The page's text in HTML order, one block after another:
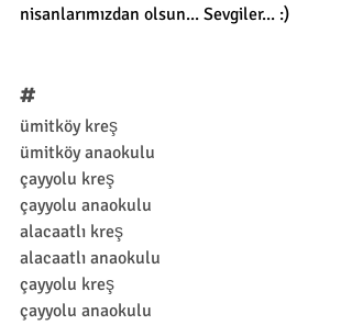
nisanlarımızdan olsun... Sevgiler... :)
#
ümitköy kreş
ümitköy anaokulu
çayyolu kreş
çayyolu anaokulu
alacaatlı kreş
alacaatlı anaokulu
çayyolu kreş
çayyolu anaokulu